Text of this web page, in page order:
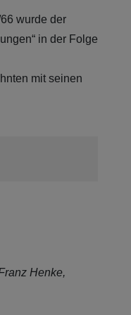
wurde der
in der Folge
mit seinen
Henke,